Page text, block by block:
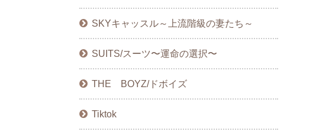
SKYキャッスル～上流階級の妻たち～
SUITS/スーツ〜運命の選択〜
THE BOYZ/ドボイズ
Tiktok